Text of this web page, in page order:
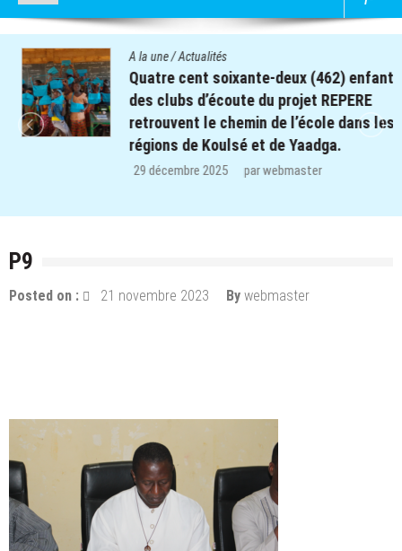
A la une/Actualités
Quatre cent soixante-deux (462) enfants
des clubs d’écoute du projet REPERE
retrouvent le chemin de l’école dans les
régions de Koulsé et de Yaadga.
29 décembre 2025 parwebmaster
P9
Posted on : 21 novembre 2023 By webmaster